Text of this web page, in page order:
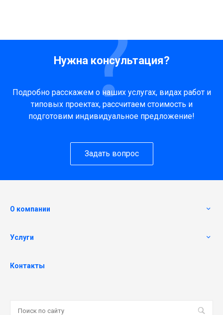
Нужна консультация?
Подробно расскажем о наших услугах, видах работ и
типовых проектах, рассчитаем стоимость и
подготовим индивидуальное предложение!
Задать вопрос
О компании
Услуги
Контакты